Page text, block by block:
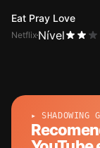
Eat Pray Love
Netflix Nível
▸ SHADOWING